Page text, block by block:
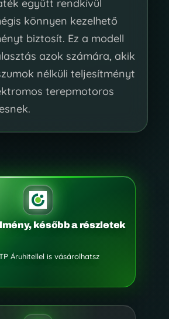
együtt rendkívül
könnyen kezelhető
biztosít. Ez a modell
azok számára, akik
nélküli teljesítményt
terepmotoros
később a részletek
Áruhitellel is vásárolhatsz